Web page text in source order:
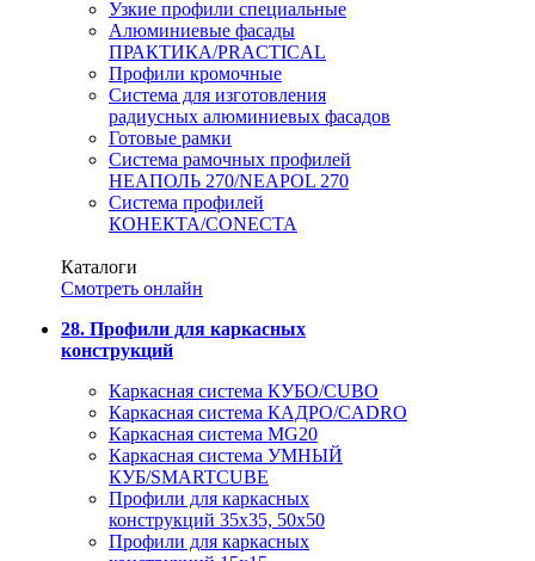
Узкие профили специальные
Алюминиевые фасады
ПРАКТИКА/PRACTICAL
Профили кромочные
Система для изготовления
радиусных алюминиевых фасадов
Готовые рамки
Система рамочных профилей
НЕАПОЛЬ 270/NEAPOL 270
Система профилей
КОНЕКТА/CONECTA
Каталоги
Смотреть онлайн
28. Профили для каркасных
конструкций
Каркасная система КУБО/CUBO
Каркасная система КАДРО/CADRO
Каркасная система MG20
Каркасная система УМНЫЙ
КУБ/SMARTCUBE
Профили для каркасных
конструкций 35x35, 50x50
Профили для каркасных